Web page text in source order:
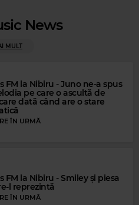
News
MULT
FM la Nibiru - Juno ne-a spus
pe care o ascultă de
dată când are o stare
ÎN URMĂ
FM la Nibiru - Smiley și piesa
l reprezintă
ÎN URMĂ